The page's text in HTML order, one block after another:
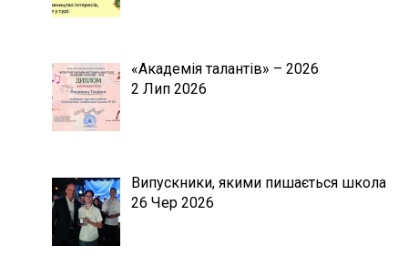
«Академія талантів» – 2026
2 Лип 2026
Випускники, якими пишається школа
26 Чер 2026